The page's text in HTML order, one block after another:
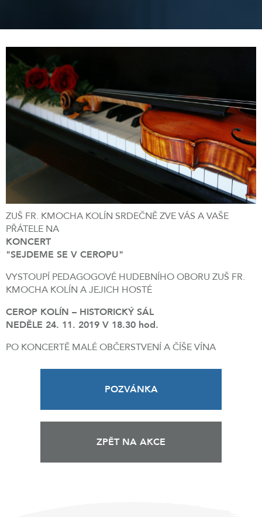
ZUŠ FR. KMOCHA KOLÍN SRDEČNĚ ZVE VÁS A VAŠE
PŘÁTELE NA
KONCERT
"SEJDEME SE V CEROPU"
VYSTOUPÍ PEDAGOGOVÉ HUDEBNÍHO OBORU ZUŠ FR.
KMOCHA KOLÍN A JEJICH HOSTÉ
CEROP KOLÍN – HISTORICKÝ SÁL
NEDĚLE 24. 11. 2019 V 18.30 hod.
PO KONCERTĚ MALÉ OBČERSTVENÍ A ČÍŠE VÍNA
POZVÁNKA
ZPĚT NA AKCE